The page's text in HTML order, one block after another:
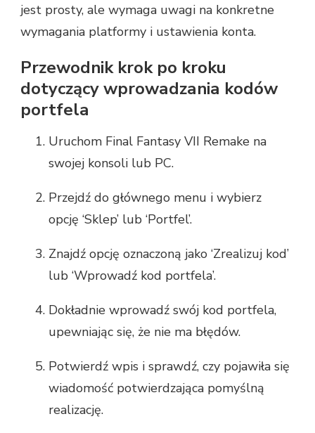
jest prosty, ale wymaga uwagi na konkretne
wymagania platformy i ustawienia konta.
Przewodnik krok po kroku
dotyczący wprowadzania kodów
portfela
Uruchom Final Fantasy VII Remake na
swojej konsoli lub PC.
Przejdź do głównego menu i wybierz
opcję ‘Sklep’ lub ‘Portfel’.
Znajdź opcję oznaczoną jako ‘Zrealizuj kod’
lub ‘Wprowadź kod portfela’.
Dokładnie wprowadź swój kod portfela,
upewniając się, że nie ma błędów.
Potwierdź wpis i sprawdź, czy pojawiła się
wiadomość potwierdzająca pomyślną
realizację.